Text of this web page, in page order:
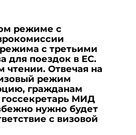
режиме с
с третьими
для поездок в ЕС.
чтении. Отвечая на
режим
гражданам
госсекретарь МИД
нужно будет
с визовой